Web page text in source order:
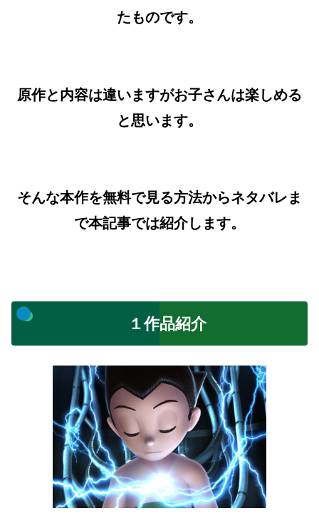
たものです。
原作と内容は違いますがお子さんは楽しめる
と思います。
そんな本作を無料で見る方法からネタバレま
で本記事では紹介します。
１作品紹介